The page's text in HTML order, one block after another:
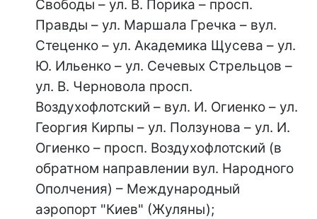
Свободы – ул. В. Порика – просп.
Правды – ул. Маршала Гречка – вул.
Стеценко – ул. Академика Щусева – ул.
Ю. Ильенко – ул. Сечевых Стрельцов –
ул. В. Черновола просп.
Воздухофлотский – вул. И. Огиенко – ул.
Георгия Кирпы – ул. Ползунова – ул. И.
Огиенко – просп. Воздухофлотский (в
обратном направлении вул. Народного
Ополчения) – Международный
аэропорт "Киев" (Жуляны);